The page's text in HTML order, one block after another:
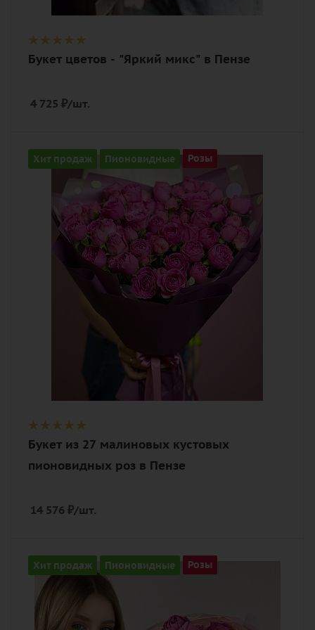
Букет цветов - "Яркий микс" в Пензе
4 725 ₽/шт.
Хит продаж Пионовидные Розы
Количество
27
малиновый
Описание
роза пионовидная, лента,
дизайнерская упаковка
Букет из 27 малиновых кустовых
пионовидных роз в Пензе
14 576 ₽/шт.
Хит продаж Пионовидные Розы
Количество
11
Цвет
малиновый, розовый